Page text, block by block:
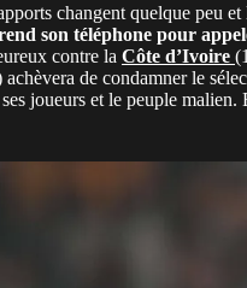
changent quelque peu
son téléphone pour
contre la Côte d’Ivoire
de condamner le
joueurs et le peuple